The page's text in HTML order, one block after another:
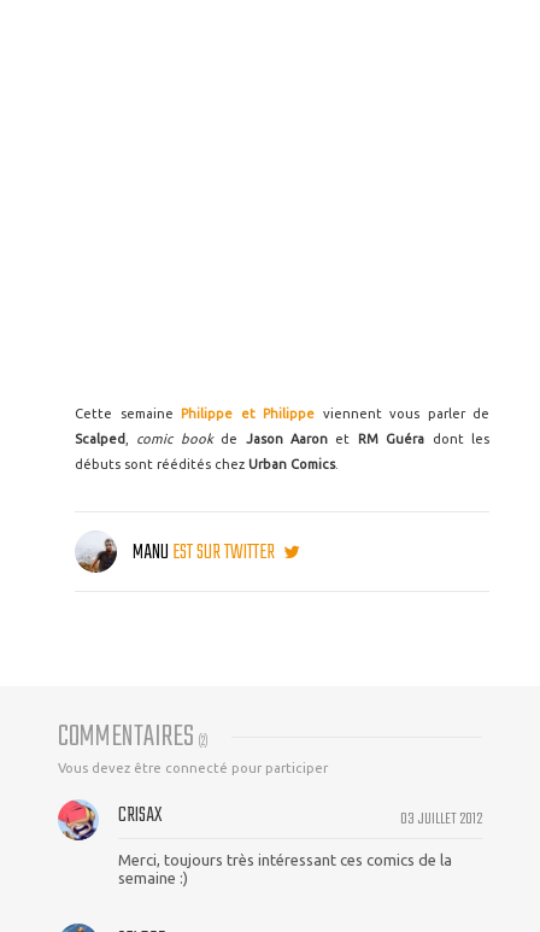
Cette semaine Philippe et Philippe viennent vous parler de
Scalped, comic bookde Jason Aaron et RM Guéra dont les
débuts sont réédités chez Urban Comics.
MANUEST SUR TWITTER
COMMENTAIRES (2)
Vous devez être connecté pour participer
03 JUILLET 2012
CRISAX
Merci, toujours très intéressant ces comics de la
semaine :)